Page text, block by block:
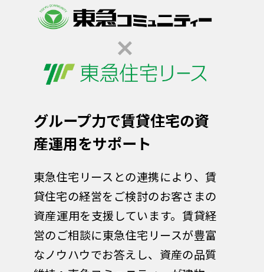
グループ力で賃貸住宅の資
産運用をサポート
東急住宅リースとの連携により、賃
貸住宅の経営をご検討のお客さまの
資産運用を支援しています。賃貸経
営のご相談に東急住宅リースが豊富
なノウハウでお答えし、資産の品質